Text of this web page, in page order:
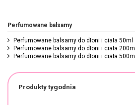
Perfumowane balsamy
Perfumowane balsamy do dłoni i ciała 50ml
Perfumowane balsamy do dłoni i ciała 200ml
Perfumowane balsamy do dłoni i ciała 500ml
Produkty tygodnia